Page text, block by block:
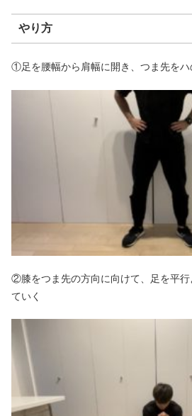
やり方
①足を腰幅から肩幅に開き、つま先をハ
②膝をつま先の方向に向けて、足を平行
ていく